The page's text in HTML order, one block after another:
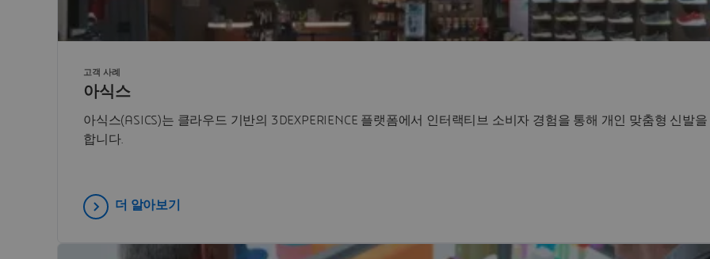
아식스
아식스(ASICS)는 클라우드 기반의 3DEXPERIENCE 플랫폼에서 인터랙티브 소비자 경험을 통해 개인 맞춤형 신발
합니다.
고객 사례
더 알아보기